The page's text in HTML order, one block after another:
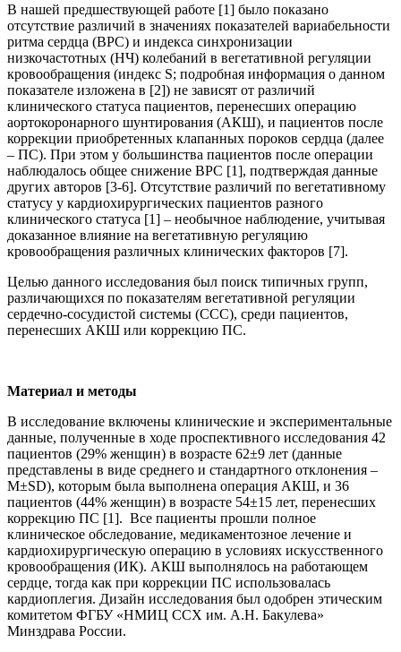
В нашей предшествующей работе [1] было показано
отсутствие различий в значениях показателей вариабельности
ритма сердца (ВРС) и индекса синхронизации
низкочастотных (НЧ) колебаний в вегетативной регуляции
кровообращения (индекс S; подробная информация о данном
показателе изложена в [2]) не зависят от различий
клинического статуса пациентов, перенесших операцию
аортокоронарного шунтирования (АКШ), и пациентов после
коррекции приобретенных клапанных пороков сердца (далее
– ПС). При этом у большинства пациентов после операции
наблюдалось общее снижение ВРС [1], подтверждая данные
других авторов [3-6]. Отсутствие различий по вегетативному
статусу у кардиохирургических пациентов разного
клинического статуса [1] – необычное наблюдение, учитывая
доказанное влияние на вегетативную регуляцию
кровообращения различных клинических факторов [7].
Целью данного исследования был поиск типичных групп,
различающихся по показателям вегетативной регуляции
сердечно-сосудистой системы (ССС), среди пациентов,
перенесших АКШ или коррекцию ПС.
Материал и методы
В исследование включены клинические и экспериментальные
данные, полученные в ходе проспективного исследования 42
пациентов (29% женщин) в возрасте 62±9 лет (данные
представлены в виде среднего и стандартного отклонения –
М±SD), которым была выполнена операция АКШ, и 36
пациентов (44% женщин) в возрасте 54±15 лет, перенесших
коррекцию ПС [1]. Все пациенты прошли полное
клиническое обследование, медикаментозное лечение и
кардиохирургическую операцию в условиях искусственного
кровообращения (ИК). АКШ выполнялось на работающем
сердце, тогда как при коррекции ПС использовалась
кардиоплегия. Дизайн исследования был одобрен этическим
комитетом ФГБУ «НМИЦ ССХ им. А.Н. Бакулева»
Минздрава России.